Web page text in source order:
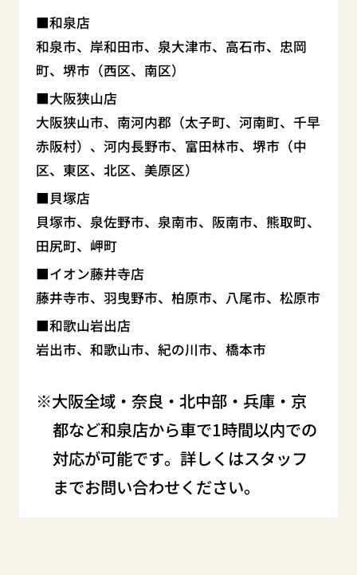
和泉店
和泉市、岸和田市、泉大津市、高石市、忠岡
町、堺市（西区、南区）
大阪狭山店
大阪狭山市、南河内郡（太子町、河南町、千早
赤阪村）、河内長野市、富田林市、堺市（中
区、東区、北区、美原区）
貝塚店
貝塚市、泉佐野市、泉南市、阪南市、熊取町、
田尻町、岬町
イオン藤井寺店
藤井寺市、羽曳野市、柏原市、八尾市、松原市
和歌山岩出店
岩出市、和歌山市、紀の川市、橋本市
大阪全域・奈良・北中部・兵庫・京
都など和泉店から車で1時間以内での
対応が可能です。詳しくはスタッフ
までお問い合わせください。